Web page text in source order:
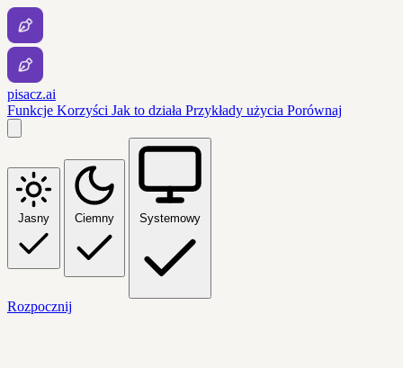
pisacz.ai
Funkcje Korzyści Jak to działa Przykłady użycia Porównaj
Jasny Ciemny Systemowy
Rozpocznij